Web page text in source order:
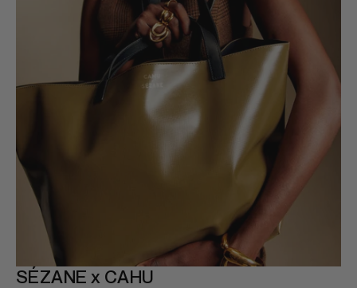
SÉZANE x CAHU